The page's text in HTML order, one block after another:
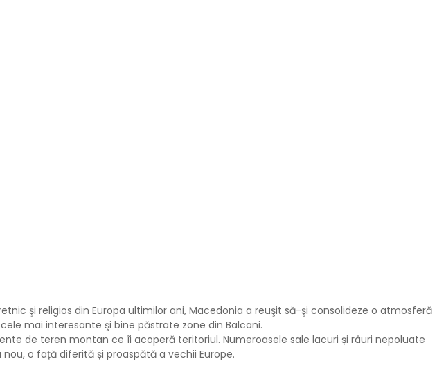
şi religios din Europa ultimilor ani, Macedonia a reuşit să-şi consolideze o atmosferă
mai interesante şi bine păstrate zone din Balcani.
de teren montan ce îi acoperă teritoriul. Numeroasele sale lacuri și râuri nepoluate
o față diferită și proaspătă a vechii Europe.